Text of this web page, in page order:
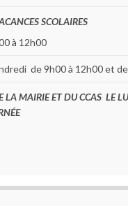
SCOLAIRES
à 12h00
de 9h00 à 12h00 et
LA MAIRIE ET DU CCAS LE